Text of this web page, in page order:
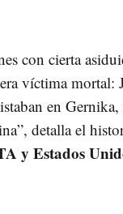
con cierta
víctima mortal:
en
detalla el
y Estados